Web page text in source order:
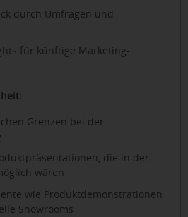
durch Umfragen und
für künftige Marketing-
Grenzen bei der
die in der
wären
wie Produktdemonstrationen
Showrooms